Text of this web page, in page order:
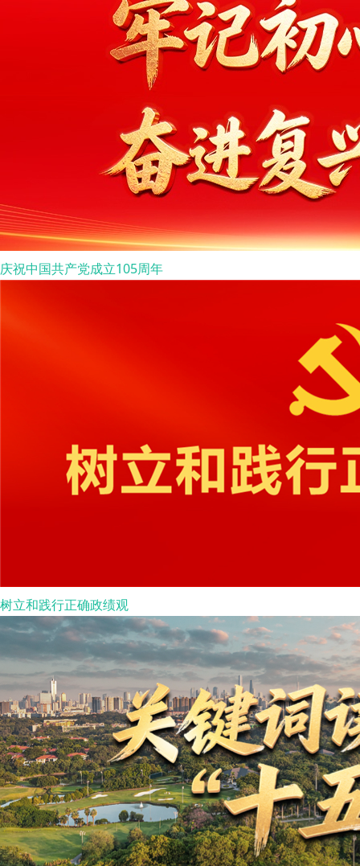
庆祝中国共产党成立105周年
树立和践行正确政绩观